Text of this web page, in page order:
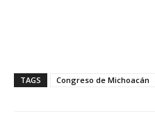
TAGS Congreso de Michoacán